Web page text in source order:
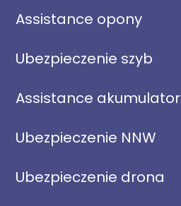
Assistance opony
Ubezpieczenie szyb
Assistance akumulator
Ubezpieczenie NNW
Ubezpieczenie drona